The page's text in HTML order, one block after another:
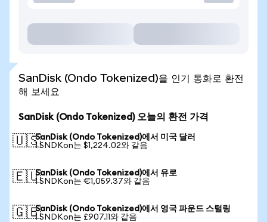
SanDisk (Ondo Tokenized)을 인기 통화로 환전
해 보세요
SanDisk (Ondo Tokenized) 오늘의 환전 가격
🇺🇸SanDisk (Ondo Tokenized)에서 미국 달러
1 SNDKon는 $1,224.02와 같음
🇪🇺SanDisk (Ondo Tokenized)에서 유로
1 SNDKon는 €1,059.37와 같음
🇬🇧SanDisk (Ondo Tokenized)에서 영국 파운드 스털링
1 SNDKon는 £907.11와 같음